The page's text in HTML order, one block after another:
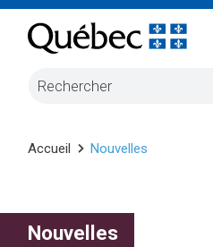
Accueil Nouvelles
Nouvelles